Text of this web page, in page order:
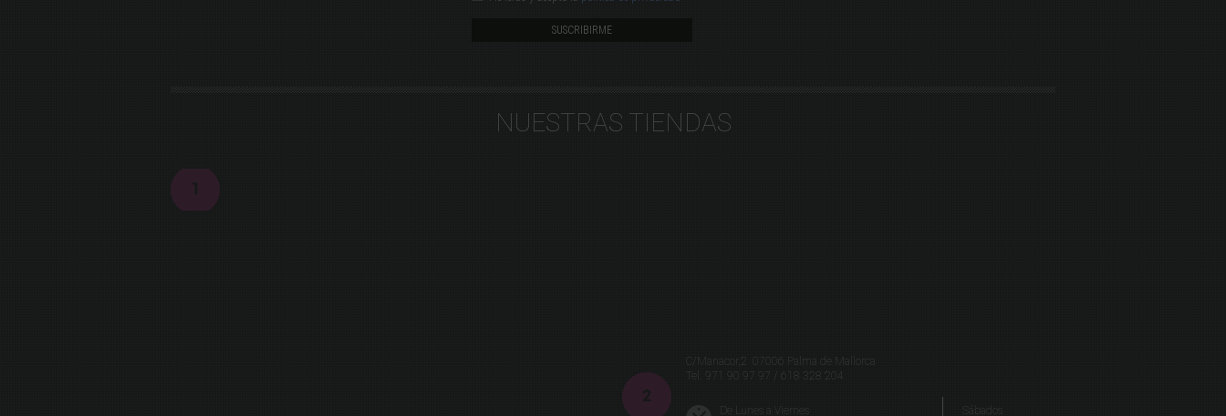
NUESTRAS TIENDAS
C/Manacor,2 07006 Palma de Mallorca
971 90 97 97 / 618 328 204
De Lunes a Viernes Sábados